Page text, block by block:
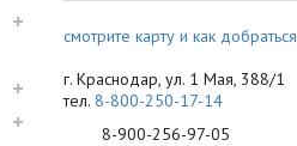
смотрите карту и как добраться
г. Краснодар, ул. 1 Мая, 388/1
тел. 8-800-250-17-14
8-900-256-97-05